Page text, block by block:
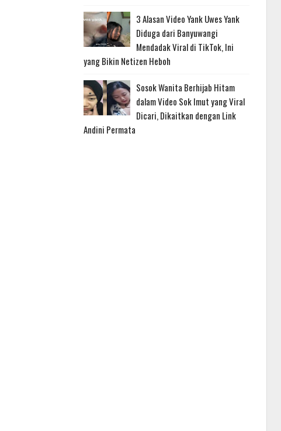
3 Alasan Video Yank Uwes Yank
Diduga dari Banyuwangi
Mendadak Viral di TikTok, Ini
yang Bikin Netizen Heboh
Sosok Wanita Berhijab Hitam
dalam Video Sok Imut yang Viral
Dicari, Dikaitkan dengan Link
Andini Permata